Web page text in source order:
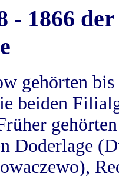
- 1866
gehörten
beiden
Doderlage